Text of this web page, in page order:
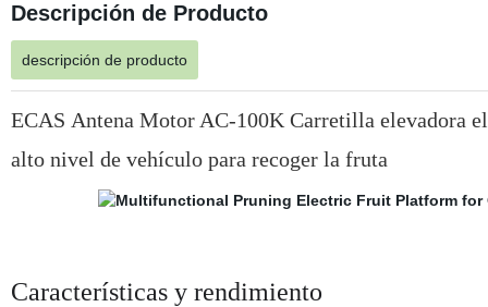
Descripción de Producto
descripción de producto
ECAS Antena Motor AC-100K Carretilla elevadora
alto nivel de vehículo para recoger la fruta
Características y rendimiento